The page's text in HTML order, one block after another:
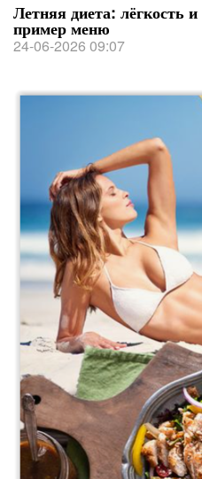
Летняя диета: лёгкость и
пример меню
24-06-2026 09:07